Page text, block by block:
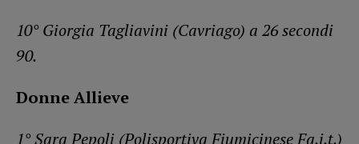
10° Giorgia Tagliavini (Cavriago) a 26 secondi
90.
Donne Allieve
1° Sara Pepoli (Polisportiva Fiumicinese Fa.i.t.)